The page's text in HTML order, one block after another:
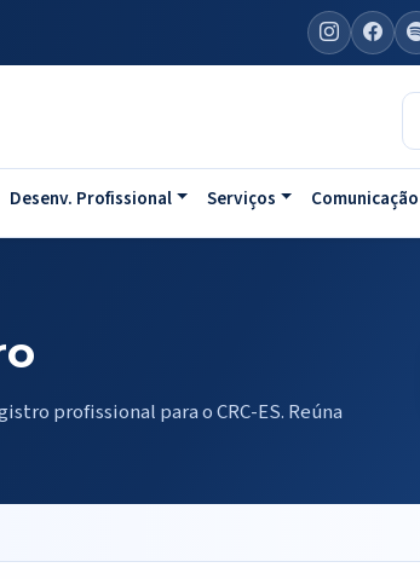
Desenv. Profissional Serviços Comunicação
profissional para o CRC-ES. Reúna